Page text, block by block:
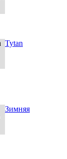
Tytan
Зимняя